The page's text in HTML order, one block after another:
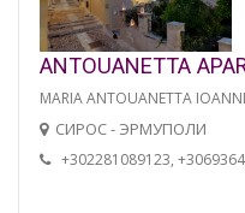
ANTOUANETTA
MARIA ANTOUANETTA
СИРОС - ЭРМУПОЛИ
+302281089123,